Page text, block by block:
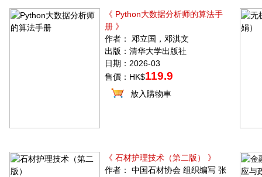
《 Python大数据分析师的算法手
册 》
作者： 邓立国，邓淇文
出版：清华大学出版社
日期：2026-03
售價：HK$119.9
放入購物車
《 石材护理技术（第二版） 》
作者： 中国石材协会 组织编写 张